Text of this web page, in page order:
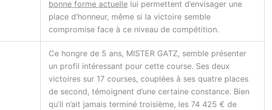
bonne forme actuelle lui permettent d’envisager une
place d’honneur, même si la victoire semble
compromise face à ce niveau de compétition.
Ce hongre de 5 ans, MISTER GATZ, semble présenter
un profil intéressant pour cette course. Ses deux
victoires sur 17 courses, couplées à ses quatre places
de second, témoignent d’une certaine constance. Bien
qu’il n’ait jamais terminé troisième, les 74 425 € de